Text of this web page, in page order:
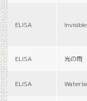
ELISA
ELISA 光の雨
ELISA